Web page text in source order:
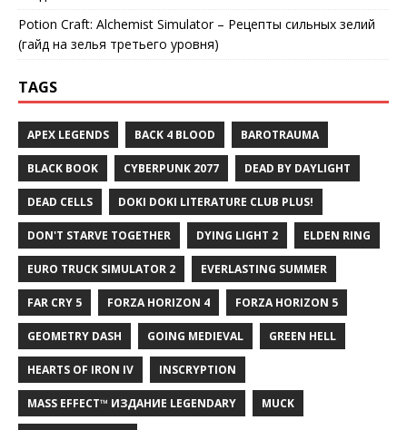
Potion Craft: Alchemist Simulator – Рецепты сильных зелий
(гайд на зелья третьего уровня)
TAGS
APEX LEGENDS BACK 4 BLOOD BAROTRAUMA
BLACK BOOK CYBERPUNK 2077 DEAD BY DAYLIGHT
DEAD CELLS DOKI DOKI LITERATURE CLUB PLUS!
DON'T STARVE TOGETHER DYING LIGHT 2 ELDEN RING
EURO TRUCK SIMULATOR 2 EVERLASTING SUMMER
FAR CRY 5 FORZA HORIZON 4 FORZA HORIZON 5
GEOMETRY DASH GOING MEDIEVAL GREEN HELL
HEARTS OF IRON IV INSCRYPTION
MASS EFFECT™ ИЗДАНИЕ LEGENDARY MUCK